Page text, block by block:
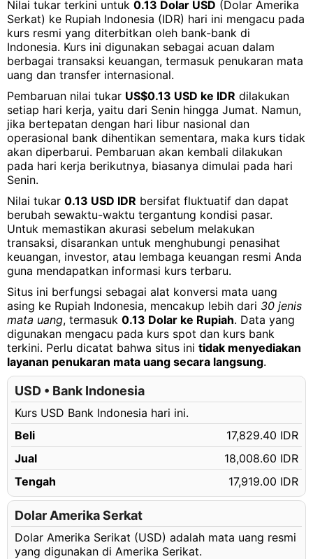
Nilai tukar terkini untuk 0.13 Dolar USD (Dolar Amerika
Serkat) ke Rupiah Indonesia (IDR) hari ini mengacu pada
kurs resmi yang diterbitkan oleh bank-bank di
Indonesia. Kurs ini digunakan sebagai acuan dalam
berbagai transaksi keuangan, termasuk penukaran mata
uang dan transfer internasional.
Pembaruan nilai tukar US$0.13 USD ke IDR dilakukan
setiap hari kerja, yaitu dari Senin hingga Jumat. Namun,
jika bertepatan dengan hari libur nasional dan
operasional bank dihentikan sementara, maka kurs tidak
akan diperbarui. Pembaruan akan kembali dilakukan
pada hari kerja berikutnya, biasanya dimulai pada hari
Senin.
Nilai tukar 0.13 USD IDR bersifat fluktuatif dan dapat
berubah sewaktu-waktu tergantung kondisi pasar.
Untuk memastikan akurasi sebelum melakukan
transaksi, disarankan untuk menghubungi penasihat
keuangan, investor, atau lembaga keuangan resmi Anda
guna mendapatkan informasi kurs terbaru.
Situs ini berfungsi sebagai alat konversi mata uang
asing ke Rupiah Indonesia, mencakup lebih dari 30 jenis
mata uang, termasuk 0.13 Dolar ke Rupiah. Data yang
digunakan mengacu pada kurs spot dan kurs bank
terkini. Perlu dicatat bahwa situs ini tidak menyediakan
layanan penukaran mata uang secara langsung.
USD • Bank Indonesia
Kurs USD Bank Indonesia hari ini.
Beli
17,829.40 IDR
Jual
18,008.60 IDR
Tengah
17,919.00 IDR
Dolar Amerika Serkat
Dolar Amerika Serikat (USD) adalah mata uang resmi
yang digunakan di Amerika Serikat.